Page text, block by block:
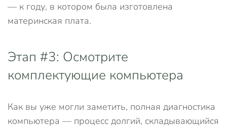
— к году, в котором была изготовлена
материнская плата.
Этап #3: Осмотрите
комплектующие компьютера
Как вы уже могли заметить, полная диагностика
компьютера — процесс долгий, складывающийся